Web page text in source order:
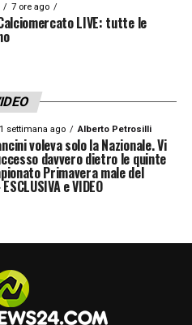
7 ore ago
LIVE: tutte le
1 settimana ago Alberto Petrosilli
voleva solo la Nazionale. Vi
davvero dietro le quinte
Primavera male del
e VIDEO